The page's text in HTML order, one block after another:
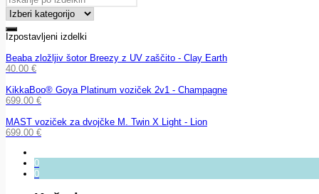
Izpostavljeni izdelki
Beaba zložljiv šotor Breezy z UV zaščito - Clay Earth
40.00 €
KikkaBoo® Goya Platinum voziček 2v1 - Champagne
699.00 €
MAST voziček za dvojčke M. Twin X Light - Lion
699.00 €
0
0